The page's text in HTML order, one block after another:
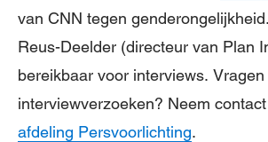
van CNN tegen
Reus-Deelder (directeur van Plan
bereikbaar voor interviews. Vragen
interviewverzoeken? Neem
afdeling Persvoorlichting.